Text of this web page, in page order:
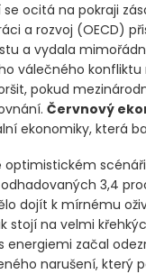
ocitá na pokraji
a rozvoj (OECD)
a vydala
válečného
pokud
Červnový
ekonomiky, která
3,4
dojít k mírnému
stojí na velmi
energiemi začal
narušení, který